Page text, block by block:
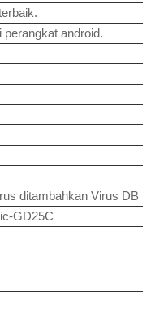
android.
ditambahkan Virus DB
GD25C